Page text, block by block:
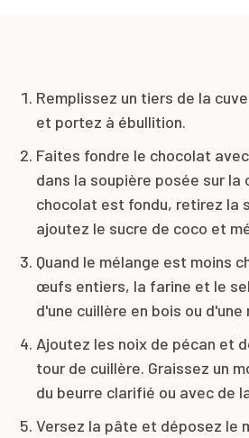
Remplissez un tiers de la
et portez à ébullition.
Faites fondre le chocolat
dans la soupière posée sur la
chocolat est fondu, retirez la
ajoutez le sucre de coco et
Quand le mélange est moins
œufs entiers, la farine et le
d'une cuillère en bois ou d'une
Ajoutez les noix de pécan et
tour de cuillère. Graissez un
du beurre clarifié ou avec de
Versez la pâte et déposez le